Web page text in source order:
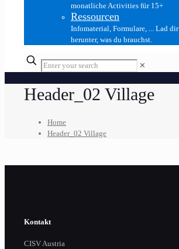
monatliche Activities für 15+
Ressourcen
Infomaterial, Formulare, ... Lad dir
herunter, was du brauchst.
✕
Header_02 Village
Home
Header_02 Village
Kontakt
CISV Austria